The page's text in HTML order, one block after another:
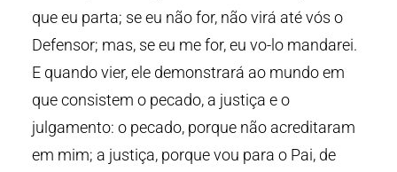
que eu parta; se eu não for, não virá até vós o
Defensor; mas, se eu me for, eu vo-lo mandarei.
E quando vier, ele demonstrará ao mundo em
que consistem o pecado, a justiça e o
julgamento: o pecado, porque não acreditaram
em mim; a justiça, porque vou para o Pai, de